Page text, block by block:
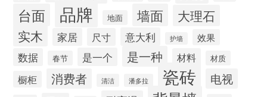
台面 品牌 地面 墙面
大理石
实木
家居 尺寸 意大利 护墙 效果
数据 春节 是一个 是一种 材料 材质
橱柜 消费者 清洁 潘多拉 瓷砖 电视